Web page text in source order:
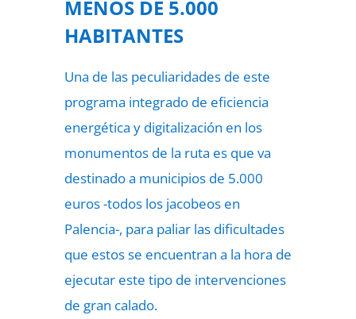
MENOS DE 5.000
HABITANTES
Una de las peculiaridades de este
programa integrado de eficiencia
energética y digitalización en los
monumentos de la ruta es que va
destinado a municipios de 5.000
euros -todos los jacobeos en
Palencia-, para paliar las dificultades
que estos se encuentran a la hora de
ejecutar este tipo de intervenciones
de gran calado.